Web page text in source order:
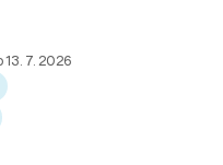
7. 2026